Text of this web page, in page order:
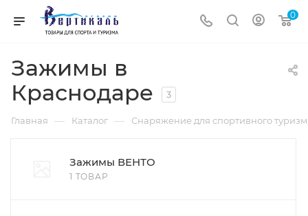
0
Зажимы в
Краснодаре
3
Главная — Каталог — Снаряжение для спортивного
Зажимы ВЕНТО
1 ТОВАР